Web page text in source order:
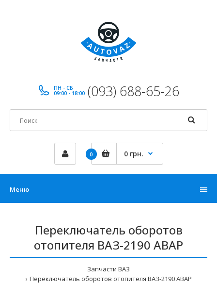
ПН - СБ
09:00 - 18:00 (093) 688-65-26
0 0 грн.
Меню
Переключатель оборотов
отопителя ВАЗ-2190 АВАР
Запчасти ВАЗ
Переключатель оборотов отопителя ВАЗ-2190 АВАР